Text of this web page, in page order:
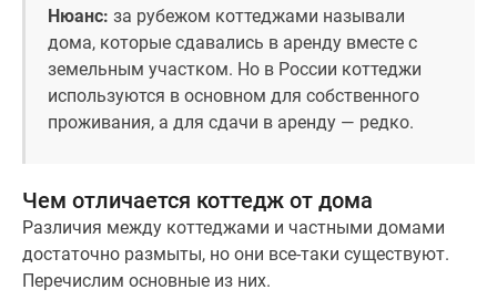
ипотека
Военная
ипотека
Банки
Новости
недвижимости
Мнение
эксперта
Нюанс: за рубежом коттеджами называли
дома, которые сдавались в аренду вместе с
земельным участком. Но в России коттеджи
используются в основном для собственного
проживания, а для сдачи в аренду — редко.
Чем отличается коттедж от дома
Различия между коттеджами и частными домами
достаточно размыты, но они все-таки существуют.
Перечислим основные из них.